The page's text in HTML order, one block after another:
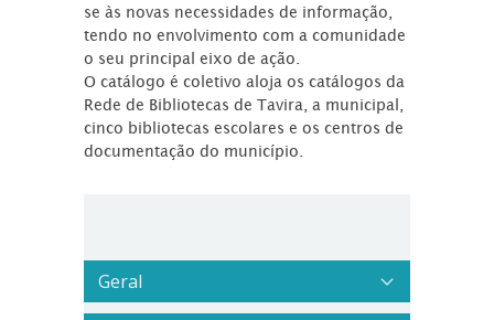
se às novas necessidades de informação,
tendo no envolvimento com a comunidade
o seu principal eixo de ação.
O catálogo é coletivo aloja os catálogos da
Rede de Bibliotecas de Tavira, a municipal,
cinco bibliotecas escolares e os centros de
documentação do município.